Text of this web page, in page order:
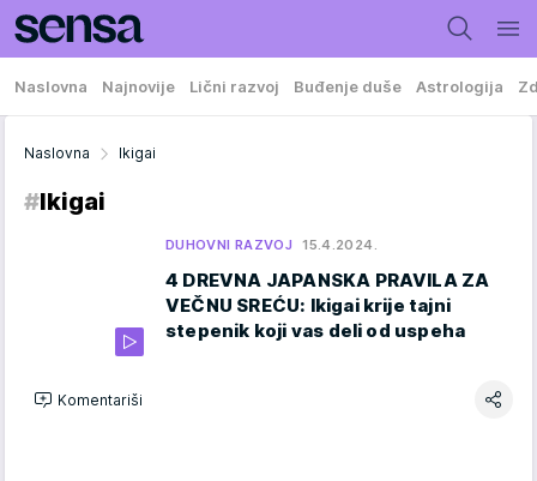
Naslovna Najnovije Lični razvoj Buđenje duše Astrologija
Naslovna Ikigai
#Ikigai
DUHOVNI RAZVOJ 15.4.2024.
4 DREVNA JAPANSKA PRAVILA ZA
VEČNU SREĆU: Ikigai krije tajni
stepenik koji vas deli od uspeha
Komentariši